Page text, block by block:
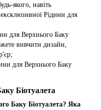
якого, навіть
Рідини для
для Верхнього Баку
вивчити дизайн,
для Верхнього Баку
Біотуалета
Баку Біотуалета? Яка